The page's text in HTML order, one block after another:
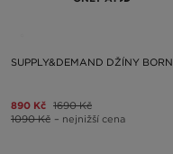
SUPPLY&DEMAND DŽÍNY BORN
890 Kč 1690 Kč
1090 Kč – nejnižší cena